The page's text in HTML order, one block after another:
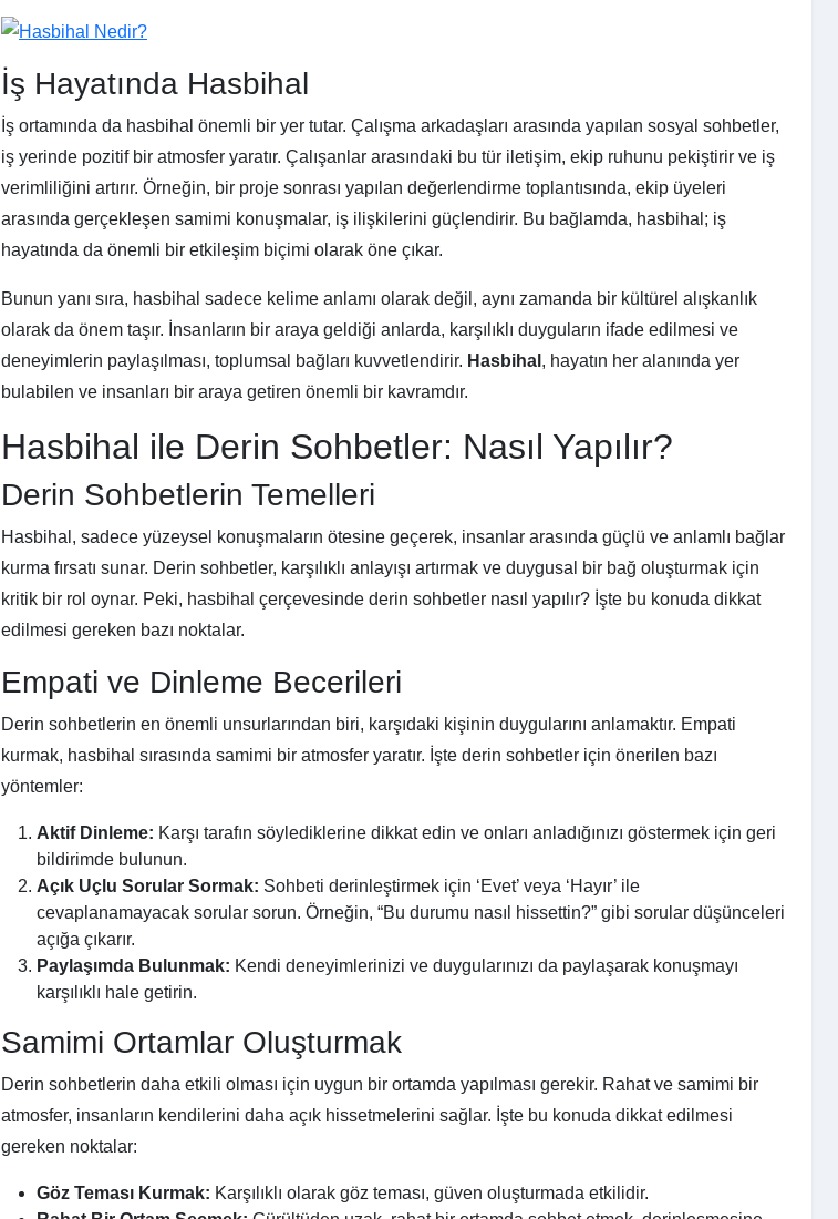
İş Hayatında Hasbihal
İş ortamında da hasbihal önemli bir yer tutar. Çalışma arkadaşları arasında yapılan sosyal sohbetler,
iş yerinde pozitif bir atmosfer yaratır. Çalışanlar arasındaki bu tür iletişim, ekip ruhunu pekiştirir ve iş
verimliliğini artırır. Örneğin, bir proje sonrası yapılan değerlendirme toplantısında, ekip üyeleri
arasında gerçekleşen samimi konuşmalar, iş ilişkilerini güçlendirir. Bu bağlamda, hasbihal; iş
hayatında da önemli bir etkileşim biçimi olarak öne çıkar.
Bunun yanı sıra, hasbihal sadece kelime anlamı olarak değil, aynı zamanda bir kültürel alışkanlık
olarak da önem taşır. İnsanların bir araya geldiği anlarda, karşılıklı duyguların ifade edilmesi ve
deneyimlerin paylaşılması, toplumsal bağları kuvvetlendirir. Hasbihal , hayatın her alanında yer
bulabilen ve insanları bir araya getiren önemli bir kavramdır.
Hasbihal ile Derin Sohbetler: Nasıl Yapılır?
Derin Sohbetlerin Temelleri
Hasbihal, sadece yüzeysel konuşmaların ötesine geçerek, insanlar arasında güçlü ve anlamlı bağlar
kurma fırsatı sunar. Derin sohbetler, karşılıklı anlayışı artırmak ve duygusal bir bağ oluşturmak için
kritik bir rol oynar. Peki, hasbihal çerçevesinde derin sohbetler nasıl yapılır? İşte bu konuda dikkat
edilmesi gereken bazı noktalar.
Empati ve Dinleme Becerileri
Derin sohbetlerin en önemli unsurlarından biri, karşıdaki kişinin duygularını anlamaktır. Empati
kurmak, hasbihal sırasında samimi bir atmosfer yaratır. İşte derin sohbetler için önerilen bazı
yöntemler:
Aktif Dinleme: Karşı tarafın söylediklerine dikkat edin ve onları anladığınızı göstermek için geri
bildirimde bulunun.
Açık Uçlu Sorular Sormak: Sohbeti derinleştirmek için ‘Evet’ veya ‘Hayır’ ile
cevaplanamayacak sorular sorun. Örneğin, “Bu durumu nasıl hissettin?” gibi sorular düşünceleri
açığa çıkarır.
Paylaşımda Bulunmak: Kendi deneyimlerinizi ve duygularınızı da paylaşarak konuşmayı
karşılıklı hale getirin.
Samimi Ortamlar Oluşturmak
Derin sohbetlerin daha etkili olması için uygun bir ortamda yapılması gerekir. Rahat ve samimi bir
atmosfer, insanların kendilerini daha açık hissetmelerini sağlar. İşte bu konuda dikkat edilmesi
gereken noktalar:
Göz Teması Kurmak: Karşılıklı olarak göz teması, güven oluşturmada etkilidir.